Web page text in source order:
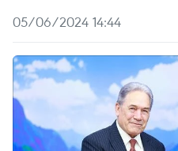
05/06/2024 14:44